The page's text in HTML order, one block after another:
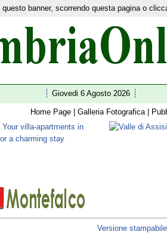
| News|Ultim'ora|I 92 comuni|Guide|Shopping
Giovedi 6 Agosto 2026
Home Page Galleria Fotografica|
Versione stampabile
banner, scorrendo questa pagina o